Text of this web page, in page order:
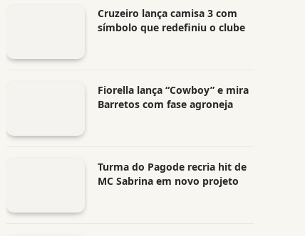
Cruzeiro lança camisa 3 com
símbolo que redefiniu o clube
Fiorella lança “Cowboy” e mira
Barretos com fase agroneja
Turma do Pagode recria hit de
MC Sabrina em novo projeto